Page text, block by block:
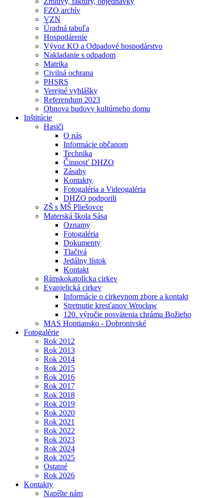
FZO archív
VZN
Úradná tabuľa
Hospodárenie
Vývoz KO a Odpadové hospodárstvo
Nakladanie s odpadom
Matrika
Civilná ochrana
PHSRS
Verejné vyhlášky
Referendum 2023
Obnova budovy kultúrneho domu
Inštitúcie
Hasiči
O nás
Informácie občanom
Technika
Činnosť DHZO
Zásahy
Kontakty
Fotogaléria a Videogaléria
DHZO podporili
ZŠ s MŠ Pliešovce
Materská škola Sása
Oznamy
Fotogaléria
Dokumenty
Tlačivá
Jedálny lístok
Kontakt
Rímskokatolícka cirkev
Evanjelická cirkev
Informácie o cirkevnom zbore a kontakt
Stretnutie kresťanov Wrocław
120. výročie posvätenia chrámu Božieho
MAS Hontiansko - Dobronivské
Fotogalérie
Rok 2012
Rok 2013
Rok 2014
Rok 2015
Rok 2016
Rok 2017
Rok 2018
Rok 2019
Rok 2020
Rok 2021
Rok 2022
Rok 2023
Rok 2024
Rok 2025
Ostatné
Rok 2026
Kontakty
Napíšte nám